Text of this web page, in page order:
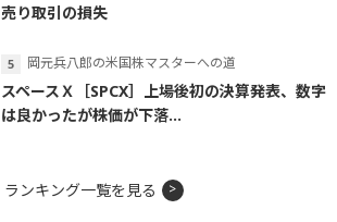
売り取引の損失
岡元兵八郎の米国株マスターへの道
スペースＸ［SPCX］上場後初の決算発表、数字
は良かったが株価が下落...
ランキング一覧を見る